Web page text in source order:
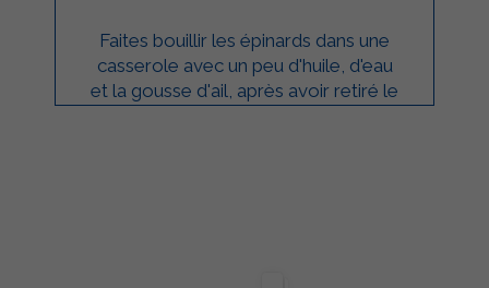
Faites bouillir les épinards dans une
casserole avec un peu d'huile, d'eau
et la gousse d'ail, après avoir retiré le